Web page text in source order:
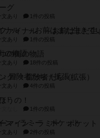
グ
文あり 1件の投稿
ァイナル ～お前はまだ生
文あり 1件の投稿
の街の物語
文あり 18件の投稿
ク! ：冒険者たち（拡張）
文あり 4件の投稿
うの！
1件の投稿
マイン・ラミー ポケット
文あり 2件の投稿